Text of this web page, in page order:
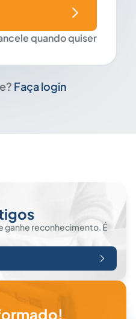
quando quiser
Faça login
reconhecimento. É